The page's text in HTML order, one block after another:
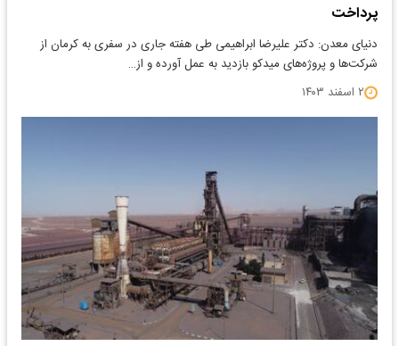
پرداخت
دنیای معدن: دکتر علیرضا ابراهیمی طی هفته جاری در سفری به کرمان از
شرکت‌ها و پروژه‌های میدکو بازدید به عمل آورده و از…
۲ اسفند ۱۴۰۳